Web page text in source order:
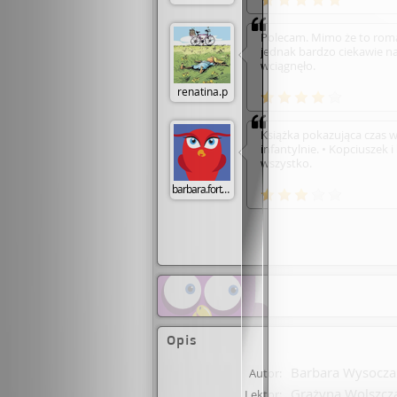
podziemie i losy Polaków
niemieckich. Polecam
renatina.p
Polecam. Mimo że to
jednak bardzo ciekawie
wciągnęło.
barbara.fortuna15
Książka pokazująca czas
infantylnie. • Kopciuszek i
wszystko.
Opis
Autor: